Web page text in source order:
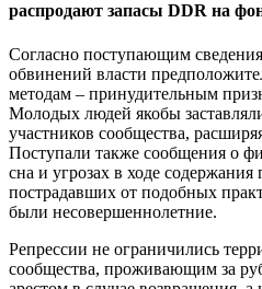
распродают запасы DDR на
Согласно поступающим
обвинений власти
методам – принудительным
Молодых людей якобы
участников сообщества,
Поступали также сообщения о
сна и угрозах в ходе
пострадавших от подобных
были несовершеннолетние.
Репрессии не ограничились
сообщества, проживающим за